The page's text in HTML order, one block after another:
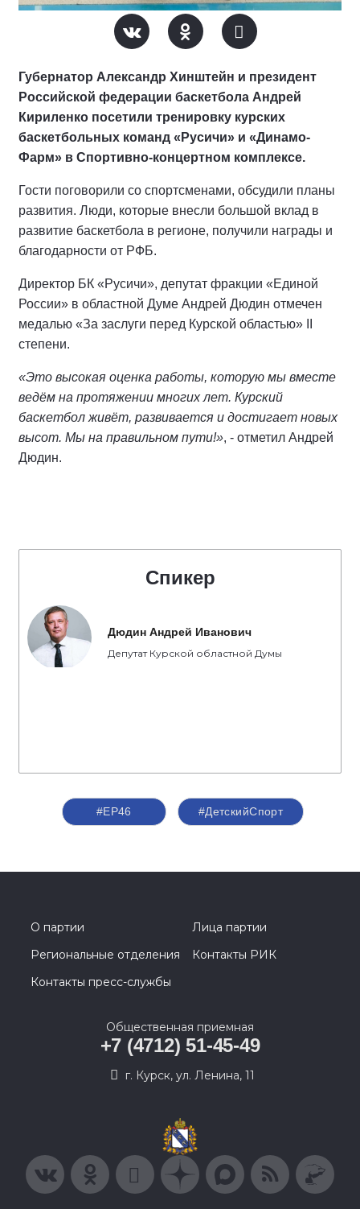
Губернатор Александр Хинштейн и президент
Российской федерации баскетбола Андрей
Кириленко посетили тренировку курских
баскетбольных команд «Русичи» и «Динамо-
Фарм» в Спортивно-концертном комплексе.
Гости поговорили со спортсменами, обсудили планы
развития. Люди, которые внесли большой вклад в
развитие баскетбола в регионе, получили награды и
благодарности от РФБ.
Директор БК «Русичи», депутат фракции «Единой
России» в областной Думе Андрей Дюдин отмечен
медалью «За заслуги перед Курской областью» II
степени.
«Это высокая оценка работы, которую мы вместе
ведём на протяжении многих лет. Курский
баскетбол живёт, развивается и достигает новых
высот. Мы на правильном пути!», - отметил Андрей
Дюдин.
Спикер
Дюдин Андрей Иванович
Депутат Курской областной Думы
#ЕР46 #ДетскийСпорт
О партии
Лица партии
Региональные отделения
Контакты РИК
Контакты пресс-службы
Общественная приемная
+7 (4712) 51-45-49
г. Курск, ул. Ленина, 11